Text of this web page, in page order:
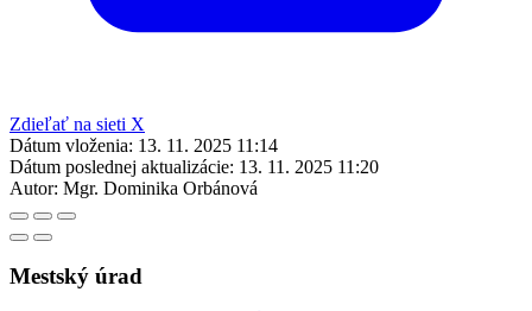
Zdieľať na sieti X
Dátum vloženia: 13. 11. 2025 11:14
Dátum poslednej aktualizácie: 13. 11. 2025 11:20
Autor: Mgr. Dominika Orbánová
Mestský úrad